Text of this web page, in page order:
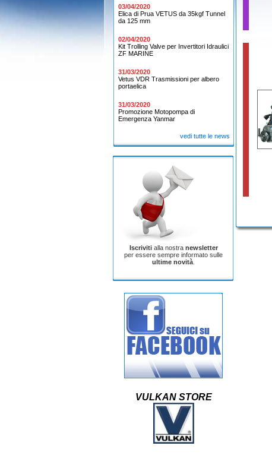
03/04/2020
Elica di Prua VETUS da 35kgf Tunnel
da 125 mm
02/04/2020
Kit Trolling Valve per Invertitori Idraulici
ZF MARINE
31/03/2020
Vetus VDR Trasmissioni per albero
portaelica
31/03/2020
Promozione Motopompa di
Emergenza Yanmar
vedi tutte le news
Iscrivitialla nostra newsletter
per essere sempre informato sulle
ultime novità
VULKAN STORE